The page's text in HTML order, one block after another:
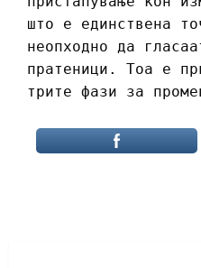
што е единствена
неопходно да
пратеници. Тоа е
трите фази за